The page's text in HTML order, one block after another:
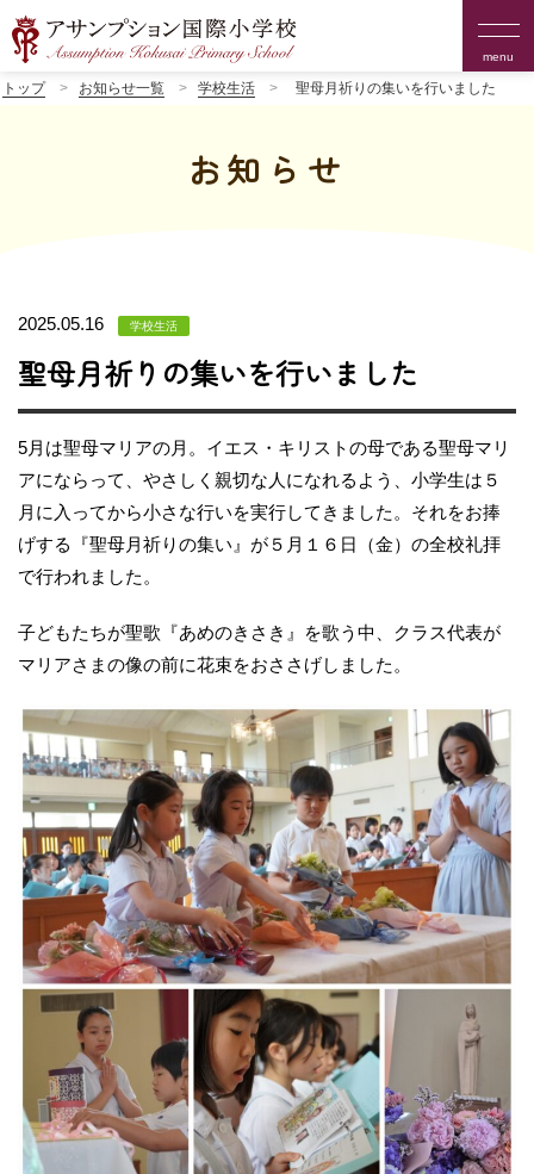
menu
トップ お知らせ一覧 学校生活 聖母月祈りの集いを行いました
お知らせ
2025.05.16 学校生活
聖母月祈りの集いを行いました
5月は聖母マリアの月。イエス・キリストの母である聖母マリ
アにならって、やさしく親切な人になれるよう、小学生は５
月に入ってから小さな行いを実行してきました。それをお捧
げする『聖母月祈りの集い』が５月１６日（金）の全校礼拝
で行われました。
子どもたちが聖歌『あめのきさき』を歌う中、クラス代表が
マリアさまの像の前に花束をおささげしました。